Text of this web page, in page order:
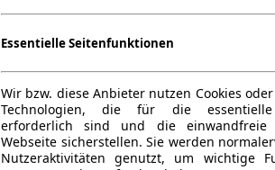
Essentielle Seitenfunktionen
Wir bzw. diese Anbieter nutzen Cookies
Technologien, die für die essentielle
erforderlich sind und die einwandfreie
Webseite sicherstellen. Sie werden
Nutzeraktivitäten genutzt, um wichtige